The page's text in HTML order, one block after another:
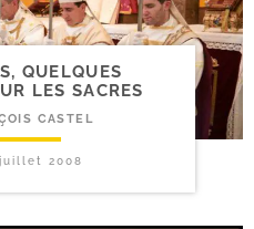
QUELQUES
LES SACRES
CASTEL
2008